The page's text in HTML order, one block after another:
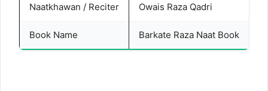
Naatkhawan / Reciter Owais Raza Qadri
Book Name Barkate Raza Naat Book